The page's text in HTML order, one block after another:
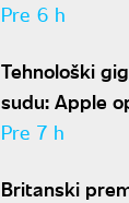
karijere"
Pre 6 h
Tehnološki
sudu: Apple
krađu
Pre 7 h
Britanski